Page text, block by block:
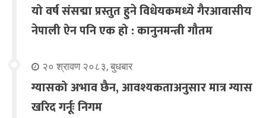
यो वर्ष संसद्मा प्रस्तुत हुने विधेयकमध्ये गैरआवासीय
नेपाली ऐन पनि एक हो : कानुनमन्त्री गौतम
२० श्रावण २०८३, बुधबार
ग्यासको अभाव छैन, आवश्यकताअनुसार मात्र ग्यास
खरिद गर्नूः निगम